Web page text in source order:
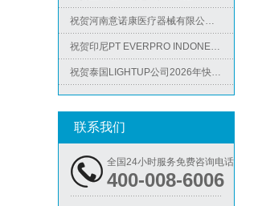
ICS验厂
祝贺河南意诺康医疗器械有限公司2026年快速通过GMP认证
祝贺印尼PT EVERPRO INDONESIA TECHNOLOGIES公司2026年快速通过RBA-VAP审核
祝贺泰国LIGHTUP公司2026年快速通过SCAN验厂审核并取得99分
祝贺深圳景丰顺手袋有限公司2026年快速通过SGS-GRS认证
祝贺越南达方电子科技有限责任公司2026年快速通过RBA-VAP审核并取得178分银牌
祝贺力特半导体（无锡）有限公司2026年快速通过RBA-VAP认证审核并取得170.2分
祝贺台湾JE HONG INTERNATIONAL TEXTILE CO., LTD 2026年快速通过GRS认证
联系我们
全国24小时服务免费咨询电话
400-008-6006